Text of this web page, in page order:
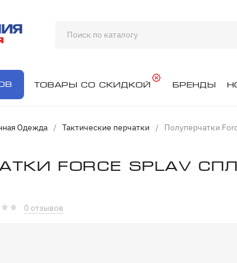
Товары со скидкой Бренды
Одежда / Тактические перчатки / Полуперчатки
Force Splav
0 отзывов